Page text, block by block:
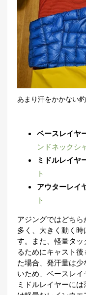
あまり汗をかかない
ベースレイヤ
ンドネックシ
ミドルレイヤ
ト
アウターレイ
ト
アジングではどち
多く、大きく動く
す。また、軽量タ
るためにキャスト
た場合、発汗量は
いため、ベースレイ
ミドルレイヤーに